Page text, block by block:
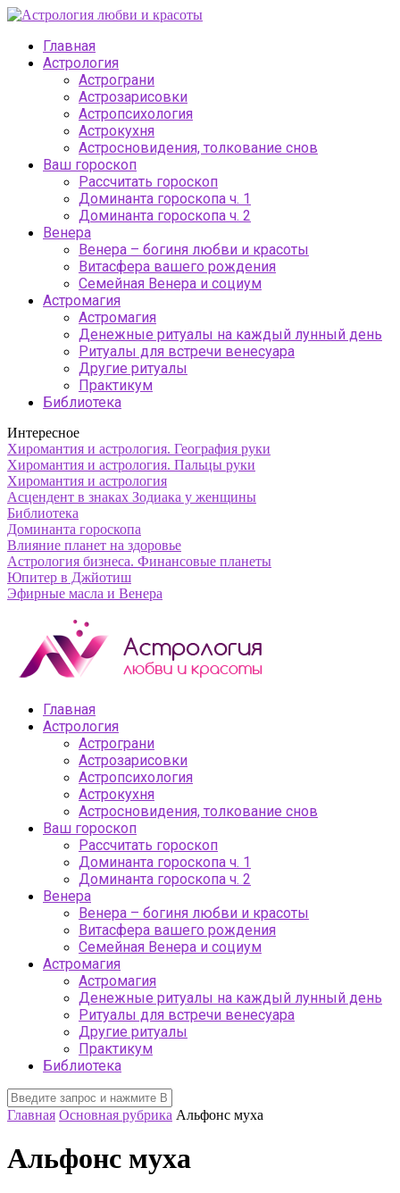
Главная
Астрология
Астрограни
Астрозарисовки
Астропсихология
Астрокухня
Астросновидения, толкование снов
Ваш гороскоп
Рассчитать гороскоп
Доминанта гороскопа ч. 1
Доминанта гороскопа ч. 2
Венера
Венера – богиня любви и красоты
Витасфера вашего рождения
Семейная Венера и социум
Астромагия
Астромагия
Денежные ритуалы на каждый лунный день
Ритуалы для встречи венесуара
Другие ритуалы
Практикум
Библиотека
Интересное
Хиромантия и астрология. География руки
Хиромантия и астрология. Пальцы руки
Хиромантия и астрология
Асцендент в знаках Зодиака у женщины
Библиотека
Доминанта гороскопа
Влияние планет на здоровье
Астрология бизнеса. Финансовые планеты
Юпитер в Джйотиш
Эфирные масла и Венера
Главная
Астрология
Астрограни
Астрозарисовки
Астропсихология
Астрокухня
Астросновидения, толкование снов
Ваш гороскоп
Рассчитать гороскоп
Доминанта гороскопа ч. 1
Доминанта гороскопа ч. 2
Венера
Венера – богиня любви и красоты
Витасфера вашего рождения
Семейная Венера и социум
Астромагия
Астромагия
Денежные ритуалы на каждый лунный день
Ритуалы для встречи венесуара
Другие ритуалы
Практикум
Библиотека
Главная Основная рубрика Альфонс муха
Альфонс муха